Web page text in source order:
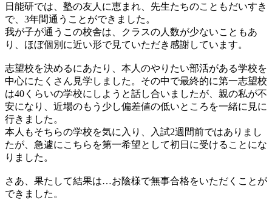
日能研では、塾の友人に恵まれ、先生たちのこともだいすき
で、3年間通うことができました。
我が子が通うこの校舎は、クラスの人数が少ないこともあ
り、ほぼ個別に近い形で見ていただき感謝しています。
志望校を決めるにあたり、本人のやりたい部活がある学校を
中心にたくさん見学しました。その中で最終的に第一志望校
は40くらいの学校にしようと話し合いましたが、親の私が不
安になり、近場のもう少し偏差値の低いところを一緒に見に
行きました。
本人もそちらの学校を気に入り、入試2週間前ではありまし
たが、急遽にこちらを第一希望として初日に受けることにな
りました。
さあ、果たして結果は…お陰様で無事合格をいただくことが
できました。